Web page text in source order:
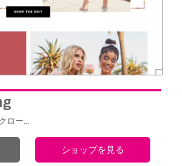
ロー…
ショップを見る